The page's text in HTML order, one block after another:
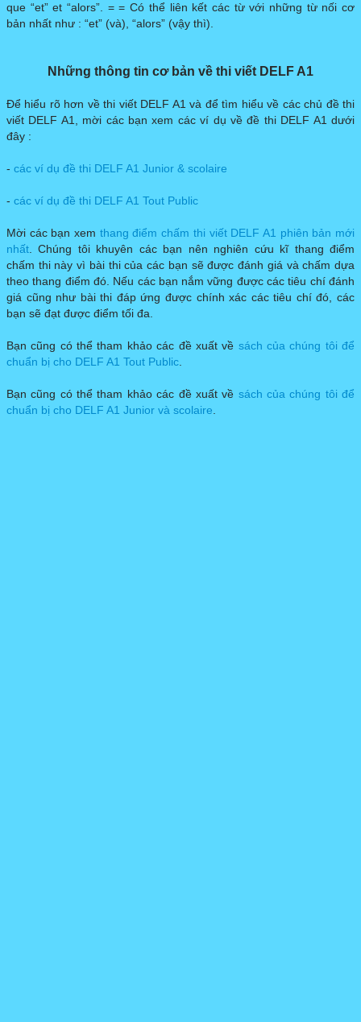
que “et” et “alors”. = = Có thể liên kết các từ với những từ nối cơ
bản nhất như : “et” (và), “alors” (vậy thì).
Những thông tin cơ bản về thi viết DELF A1
Để hiểu rõ hơn về thi viết DELF A1 và để tìm hiểu về các chủ đề thi
viết DELF A1, mời các bạn xem các ví dụ về đề thi DELF A1 dưới
đây :
- các ví dụ đề thi DELF A1 Junior & scolaire
- ​ các ví dụ đề thi DELF A1 Tout Public
Mời các bạn xem thang điểm chấm thi viết DELF A1 phiên bản mới
nhất. Chúng tôi khuyên các bạn nên nghiên cứu kĩ thang điểm
chấm thi này vì bài thi của các bạn sẽ được đánh giá và chấm dựa
theo thang điểm đó. Nếu các bạn nắm vững được các tiêu chí đánh
giá cũng như bài thi đáp ứng được chính xác các tiêu chí đó, các
bạn sẽ đạt được điểm tối đa.
Bạn cũng có thể tham khảo các đề xuất về sách của chúng tôi để
chuẩn bị cho DELF A1 Tout Public.
Bạn cũng có thể tham khảo các đề xuất về sách của chúng tôi để
chuẩn bị cho DELF A1 Junior và scolaire.